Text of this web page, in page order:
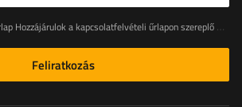
űrlapon szereplő személyes adataimnak az Európai Parlament és a Tanács (EU) rendeletével összhangban történő kezeléséhez
Feliratkozás